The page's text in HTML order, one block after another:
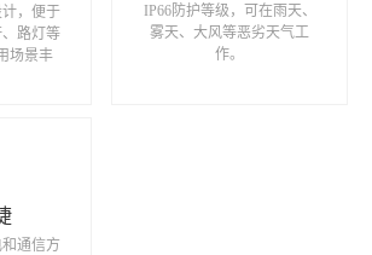
，便于
路灯等
场景丰
IP66防护等级，可在雨天、
雾天、大风等恶劣天气工
作。
通信方